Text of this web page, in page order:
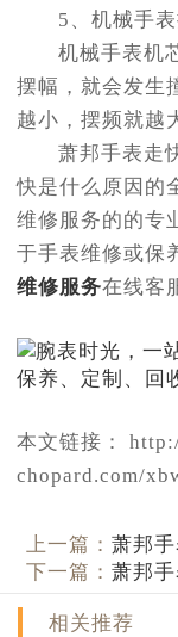
5、机械手表
机械手表机芯
摆幅，就会发生
越小，摆频就越
萧邦手表走快
快是什么原因的
维修服务的的专
于手表维修或保
维修服务在线客
本文链接：
chopard.com/
上一篇：萧邦
下一篇：萧邦
相关推荐